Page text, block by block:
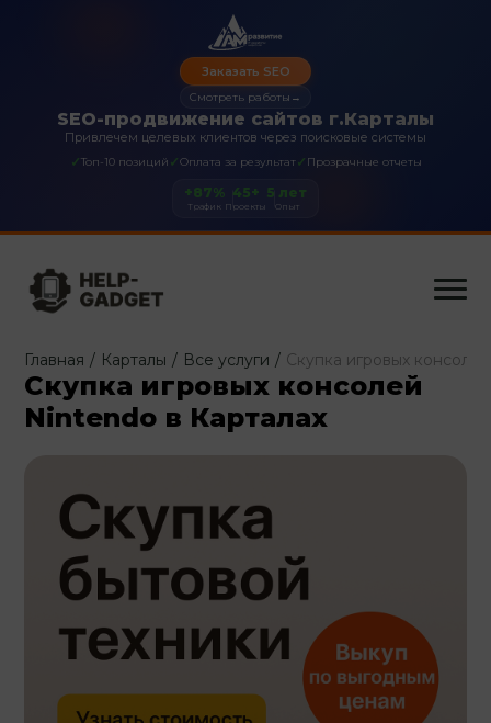
SEO-продвижение сайтов г.Карталы
Привлечем целевых клиентов через поисковые системы
✓Топ-10 позиций ✓Оплата за результат✓ Прозрачные отчеты
Заказать SEO
Смотреть работы →
+87%
Трафик
45+
Проекты
5 лет
Опыт
Главная / Карталы / Все услуги / Скупка игровых
Скупка игровых консолей
Nintendo в Карталах